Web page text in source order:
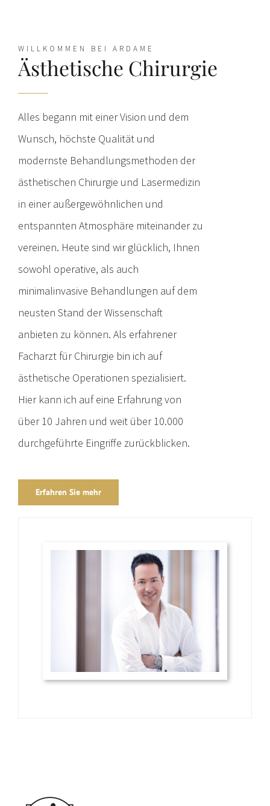
WILLKOMMEN BEI ARDAME
Ästhetische Chirurgie
Alles begann mit einer Vision und dem
Wunsch, höchste Qualität und
modernste Behandlungsmethoden der
ästhetischen Chirurgie und Lasermedizin
in einer außergewöhnlichen und
entspannten Atmosphäre miteinander zu
vereinen. Heute sind wir glücklich, Ihnen
sowohl operative, als auch
minimalinvasive Behandlungen auf dem
neusten Stand der Wissenschaft
anbieten zu können. Als erfahrener
Facharzt für Chirurgie bin ich auf
ästhetische Operationen spezialisiert.
Hier kann ich auf eine Erfahrung von
über 10 Jahren und weit über 10.000
durchgeführte Eingriffe zurückblicken.
Erfahren Sie mehr